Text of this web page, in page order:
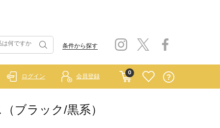
条件から探す
0
ログイン 会員登録
ブラック/黒系）